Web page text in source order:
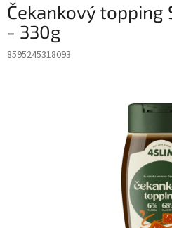
Čekankový topping
- 330g
8595245318093